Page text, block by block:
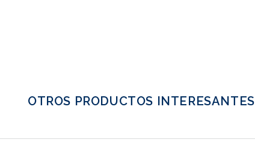
OTROS PRODUCTOS INTERESANTES